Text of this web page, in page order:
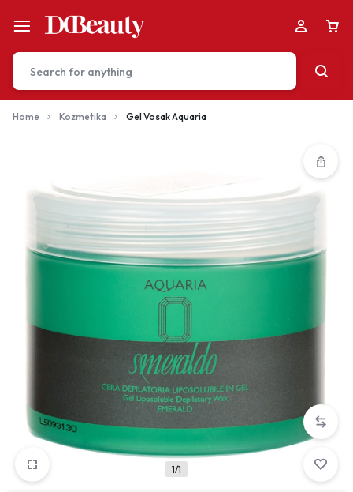
Don't miss out on great deals! Start shopping or
Sign in to view products added.
Shop What's New
Home Kozmetika Gel Vosak Aquaria
1/1